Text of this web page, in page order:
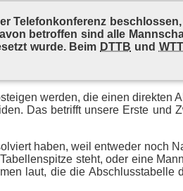
Te­le­fon­kon­fe­renz
be­trof­fen sind alle
wur­de. Beim DTTB und
wer­den, die ei­nen di­rek­ten
Das be­trifft un­se­re Ers­te und
ha­ben, weil ent­we­der noch
steht, oder eine
laut, die die Ab­schluss­ta­bel­le